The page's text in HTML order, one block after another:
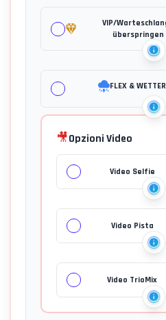
VIP/
überspringen
FLEX & WETTER
🎥Opzioni Video
Video Selfie
Video Pista
Video TrioMix